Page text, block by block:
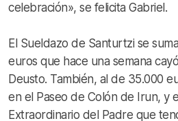
celebración», se felicita Gabriel.
El Sueldazo de Santurtzi se
euros que hace una semana
Deusto. También, al de 35.000
en el Paseo de Colón de Irun, y
Extraordinario del Padre que